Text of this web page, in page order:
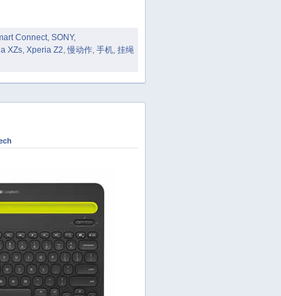
Connect SONY,
XZs Xperia Z2 ,慢动作 手机 挂绳